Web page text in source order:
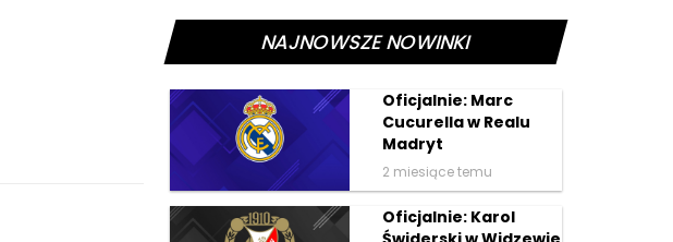
NAJNOWSZE NOWINKI
Oficjalnie: Marc
Cucurella w Realu
Madryt
2 miesiące temu
Oficjalnie: Karol